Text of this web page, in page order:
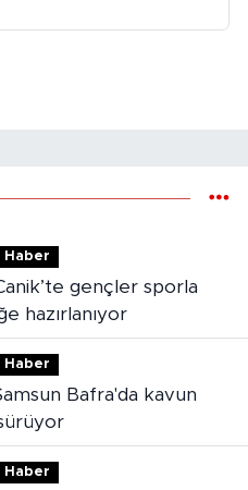
Haber
hazırlanıyor
Haber
Haber